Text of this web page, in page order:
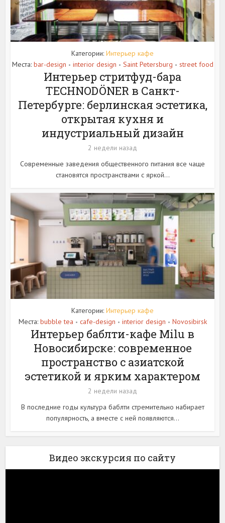
Категории: Интерьер кафе
Места: bar-design • interior design • Saint Petersburg • street food
Интерьер стритфуд-бара
TECHNODÖNER в Санкт-
Петербурге: берлинская эстетика,
открытая кухня и
индустриальный дизайн
2 недели назад
Современные заведения общественного питания все чаще
становятся пространствами с яркой...
Категории: Интерьер кафе
Места: bubble tea • cafe-design • interior design • Novosibirsk
Интерьер баблти-кафе Milu в
Новосибирске: современное
пространство с азиатской
эстетикой и ярким характером
2 недели назад
В последние годы культура баблти стремительно набирает
популярность, а вместе с ней появляются...
Видео экскурсия по сайту